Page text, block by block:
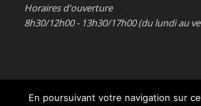
Horaires d'ouverture
8h30/12h00 - 13h30/17h00 (du lundi au
En poursuivant votre navigation sur